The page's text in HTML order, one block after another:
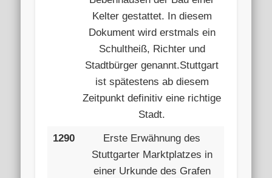
Kelter gestattet. In diesem
Dokument wird erstmals ein
Schultheiß, Richter und
Stadtbürger genannt.Stuttgart
ist spätestens ab diesem
Zeitpunkt definitiv eine richtige
Stadt.
1290
Erste Erwähnung des
Stuttgarter Marktplatzes in
einer Urkunde des Grafen